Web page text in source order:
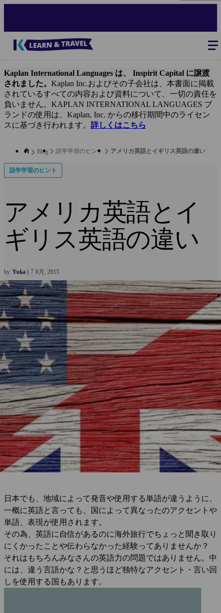
Kaplan International Languages は、 Inspirit Capital に譲渡
されました。 Kaplan Inc.およびその子会社は、本書面に掲載
されているすべての内容および資料について、一切の責任を
負いません。KAPLAN INTERNATIONAL LANGUAGES ブ
ランドの使用は、Kaplan, Inc. からの移行期間中のライセン
スに基づき行われます。 詳しくはこちら
Blog 語学学習のヒント アメリカ英語とイギリス英語の違い
語学学習のヒント
アメリカ英語とイ
ギリス英語の違い
by Yuka 7 8月 2015
日本でも、地域によって発音や使用する単語が違うように、
一概に英語と言っても、国によって異なったのアクセントや
単語、表現が使用されます。
その為、英語に自信があるのに海外旅行でちょっと聞き取り
にくかったことや伝わらなかった経験ってありませんか？
それはもちろんみなさんの英語力の問題ではありません。中
には、違う言語かな？と思うほど独特なアクセント・言い回
しを使用する国もあります。